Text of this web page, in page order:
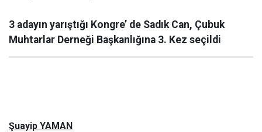
3 adayın yarıştığı Kongre’ de Sadık Can, Çubuk
Muhtarlar Derneği Başkanlığına 3. Kez seçildi
Şuayip YAMAN